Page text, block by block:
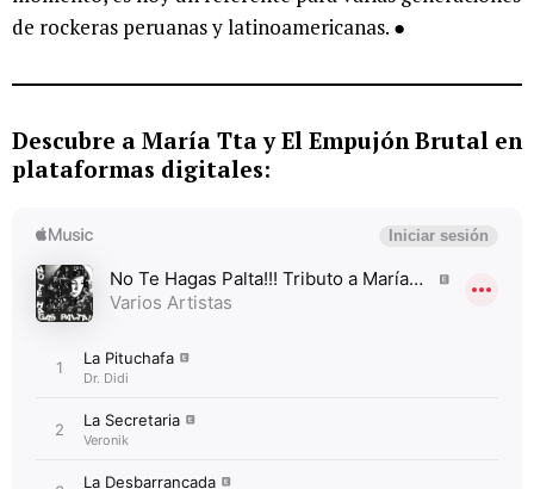
de rockeras peruanas y latinoamericanas. ●
Descubre a María Tta y El Empujón Brutal en
plataformas digitales: